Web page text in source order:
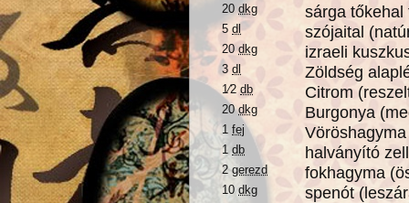
20dkg sárga
5dl szójaital
20dkg izraeli
3dl Zöldség
1⁄2db Citrom
20dkg Burgonya
1fej
1db halványító
2gerezd fokhagyma
10dkg spenót